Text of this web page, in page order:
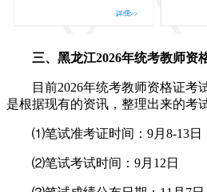
三、黑龙江2026年统考教师资
目前2026年统考教师资格证考
是根据现有的资讯，整理出来的考
⑴笔试准考证时间：9月8-13日
⑵笔试考试时间：9月12日